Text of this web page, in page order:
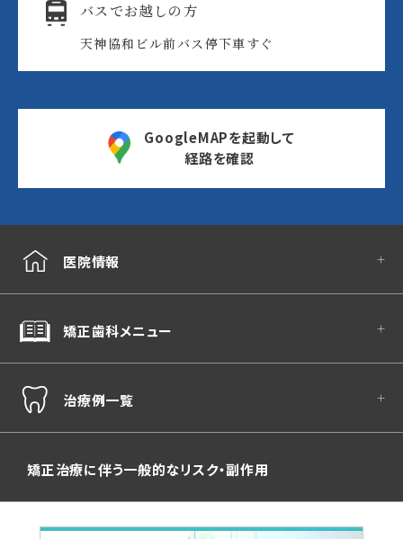
バスでお越しの方
天神協和ビル前バス停下車すぐ
GoogleMAPを起動して
経路を確認
医院情報
矯正歯科メニュー
治療例一覧
矯正治療に伴う一般的なリスク・副作用